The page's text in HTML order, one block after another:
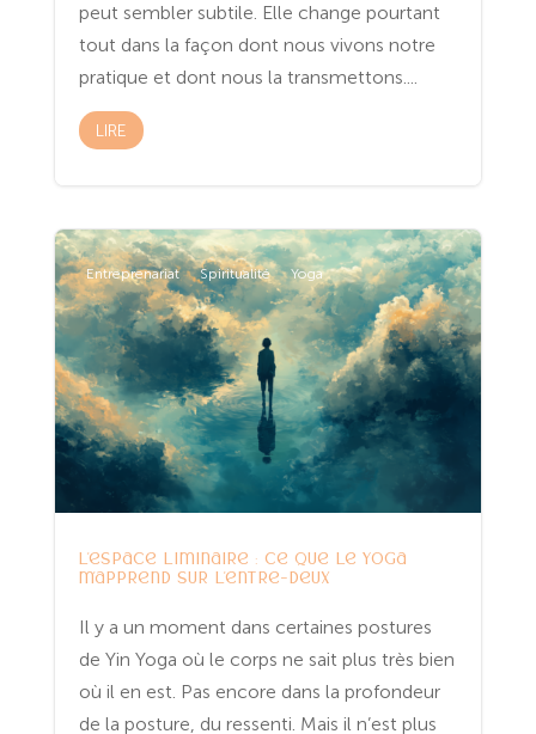
peut sembler subtile. Elle change pourtant
tout dans la façon dont nous vivons notre
pratique et dont nous la transmettons....
LIRE
Entreprenariat Spiritualité Yoga
L’espace liminaire : ce que le yoga
m’apprend sur l’entre-deux
Il y a un moment dans certaines postures
de Yin Yoga où le corps ne sait plus très bien
où il en est. Pas encore dans la profondeur
de la posture, du ressenti. Mais il n’est plus